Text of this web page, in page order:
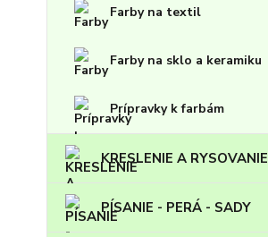
Farby na textil
Farby na sklo a keramiku
Prípravky k farbám
KRESLENIE A RYSOVANIE
PÍSANIE - PERÁ - SADY